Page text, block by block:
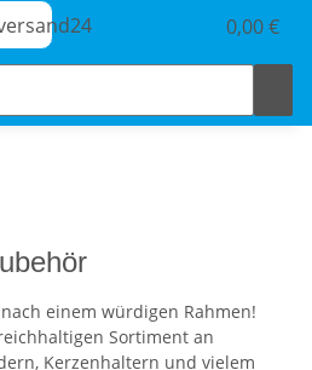
0,00 €
einem würdigen Rahmen!
Sortiment an
Kerzenhaltern und vielem